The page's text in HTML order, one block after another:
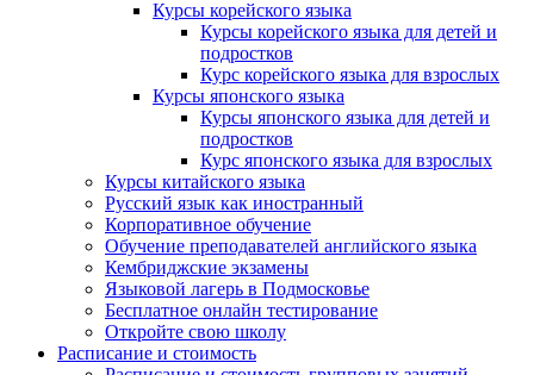
Курсы корейского языка
Курсы корейского языка для детей и
подростков
Курс корейского языка для взрослых
Курсы японского языка
Курсы японского языка для детей и
подростков
Курс японского языка для взрослых
Курсы китайского языка
Русский язык как иностранный
Корпоративное обучение
Обучение преподавателей английского языка
Кембриджские экзамены
Языковой лагерь в Подмосковье
Бесплатное онлайн тестирование
Откройте свою школу
Расписание и стоимость